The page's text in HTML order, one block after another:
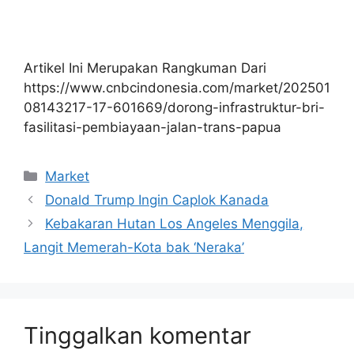
Artikel Ini Merupakan Rangkuman Dari
https://www.cnbcindonesia.com/market/202501
08143217-17-601669/dorong-infrastruktur-bri-
fasilitasi-pembiayaan-jalan-trans-papua
Kategori
Market
Donald Trump Ingin Caplok Kanada
Kebakaran Hutan Los Angeles Menggila,
Langit Memerah-Kota bak ‘Neraka’
Tinggalkan komentar